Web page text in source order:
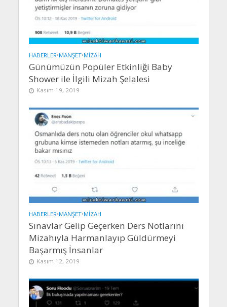
HABERLER•MANŞET•MIZAH
Günümüzün Popüler Etkinliği Baby
Shower ile İlgili Mizah Şelalesi
Kasım 19, 2019
HABERLER•MANŞET•MIZAH
Sınavlar Gelip Geçerken Ders Notlarını
Mizahıyla Harmanlayıp Güldürmeyi
Başarmış İnsanlar
Kasım 12, 2019